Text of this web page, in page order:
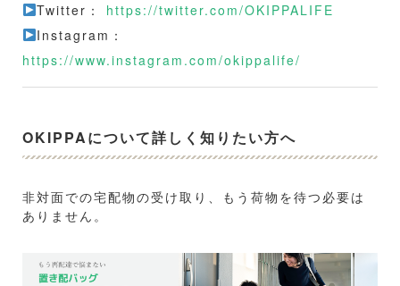
Twitter： https://twitter.com/OKIPPALIFE
Instagram：
https://www.instagram.com/okippalife/
OKIPPAについて詳しく知りたい方へ
非対面での宅配物の受け取り、もう荷物を待つ必要は
ありません。